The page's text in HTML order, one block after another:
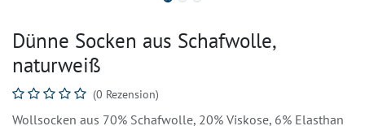
Dünne Socken aus Schafwolle,
naturweiß
(0 Rezension)
Wollsocken aus 70% Schafwolle, 20% Viskose, 6% Elasthan